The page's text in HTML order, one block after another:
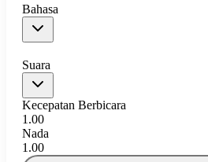
Bahasa
Suara
Kecepatan Berbicara
1.00
Nada
1.00